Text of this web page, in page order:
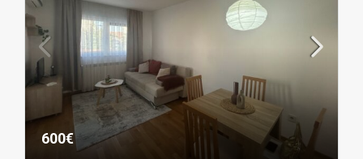
600€